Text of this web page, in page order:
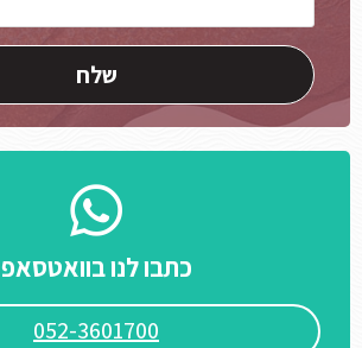
כתבו לנו בוואטסאפ
052-3601700